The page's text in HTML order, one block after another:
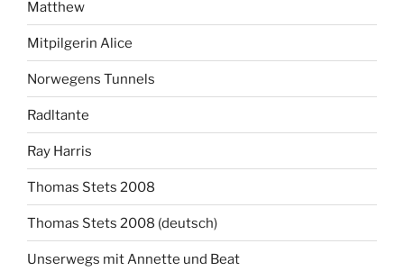
Matthew
Mitpilgerin Alice
Norwegens Tunnels
Radltante
Ray Harris
Thomas Stets 2008
Thomas Stets 2008 (deutsch)
Unserwegs mit Annette und Beat